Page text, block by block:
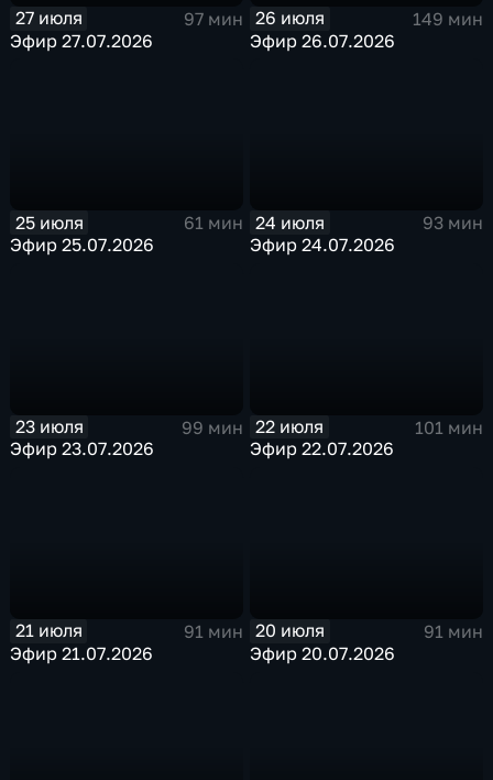
27 июля
97 мин
Эфир 27.07.2026
26 июля
149 мин
Эфир 26.07.2026
25 июля
61 мин
Эфир 25.07.2026
24 июля
93 мин
Эфир 24.07.2026
23 июля
99 мин
Эфир 23.07.2026
22 июля
101 мин
Эфир 22.07.2026
21 июля
91 мин
Эфир 21.07.2026
20 июля
91 мин
Эфир 20.07.2026